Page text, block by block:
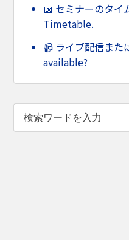
📅 セミナーのタ
Timetable.
📹 ライブ配信ま
available?